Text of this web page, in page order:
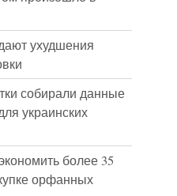
ухудшения
собирали данные
украинских
более 35
орфанных